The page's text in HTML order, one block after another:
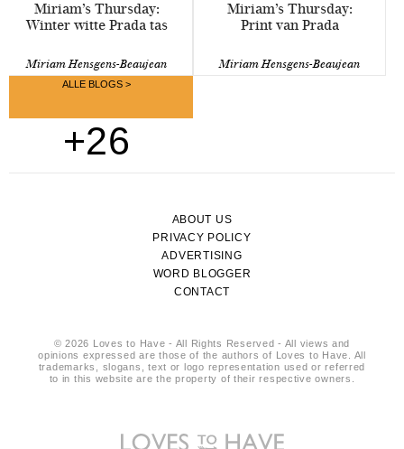
Miriam’s Thursday:
Winter witte Prada tas
Miriam Hensgens-Beaujean
Miriam’s Thursday:
Print van Prada
Miriam Hensgens-Beaujean
+26
ALLE BLOGS >
ABOUT US
PRIVACY POLICY
ADVERTISING
WORD BLOGGER
CONTACT
© 2026 Loves to Have - All Rights Reserved - All views and
opinions expressed are those of the authors of Loves to Have. All
trademarks, slogans, text or logo representation used or referred
to in this website are the property of their respective owners.